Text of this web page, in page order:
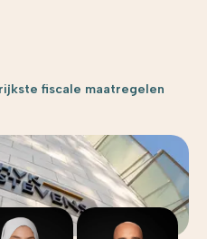
fiscale maatregelen